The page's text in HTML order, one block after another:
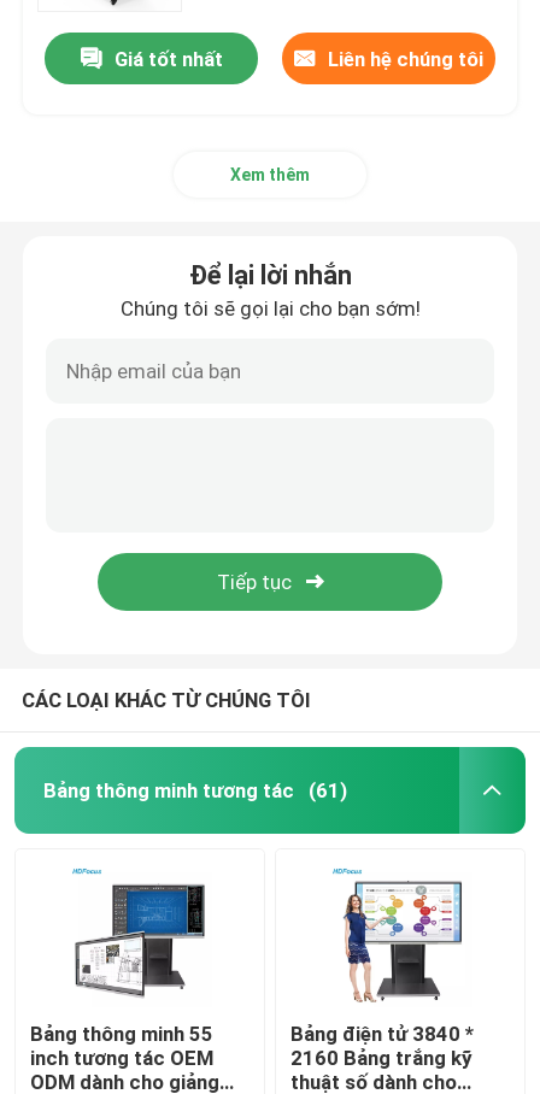
Về chúng tôi
Giá tốt nhất Liên hệ chúng tôi
Xem thêm
Để lại lời nhắn
Chúng tôi sẽ gọi lại cho bạn sớm!
CÁC LOẠI KHÁC TỪ CHÚNG TÔI
Bảng thông minh tương tác (61)
Bảng thông minh 55
inch tương tác OEM
ODM dành cho giảng
Bảng điện tử 3840 *
2160 Bảng trắng kỹ
thuật số dành cho